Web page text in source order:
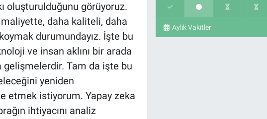
oluşturulduğunu görüyoruz.
daha kaliteli, daha
durumundayız. İşte bu
ve insan aklını bir arada
Tam da işte bu
yeniden
etmek istiyorum. Yapay zeka
ihtiyacını analiz
Aylık Vakitler